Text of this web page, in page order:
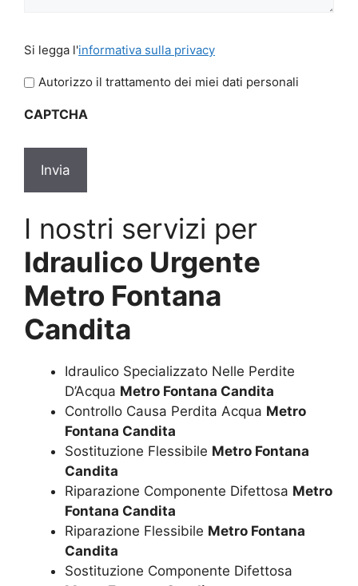
legga
l'informativa
privacy
Si legga l'informativa sulla privacy
Autorizzo il trattamento dei miei dati personali
CAPTCHA
I nostri servizi per
Idraulico Urgente
Metro Fontana
Candita
Idraulico Specializzato Nelle Perdite
D’Acqua Metro Fontana Candita
Controllo Causa Perdita Acqua Metro
Fontana Candita
Sostituzione Flessibile Metro Fontana
Candita
Riparazione Componente Difettosa Metro
Fontana Candita
Riparazione Flessibile Metro Fontana
Candita
Sostituzione Componente Difettosa